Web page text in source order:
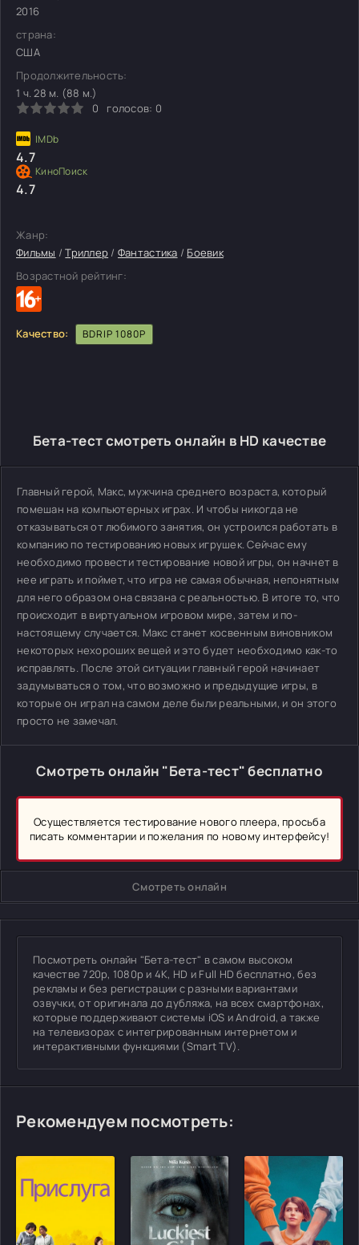
2016
страна:
США
Продолжительность:
1 ч. 28 м. (88 м.)
0
голосов: 0
4.7
4.7
Жанр:
Фильмы /Триллер / Фантастика / Боевик
Возрастной рейтинг:
Качество: BDRIP 1080P
Бета-тест смотреть онлайн в HD качестве
Главный герой, Макс, мужчина среднего возраста, который
помешан на компьютерных играх. И чтобы никогда не
отказываться от любимого занятия, он устроился работать в
компанию по тестированию новых игрушек. Сейчас ему
необходимо провести тестирование новой игры, он начнет в
нее играть и поймет, что игра не самая обычная, непонятным
для него образом она связана с реальностью. В итоге то, что
происходит в виртуальном игровом мире, затем и по-
настоящему случается. Макс станет косвенным виновником
некоторых нехороших вещей и это будет необходимо как-то
исправлять. После этой ситуации главный герой начинает
задумываться о том, что возможно и предыдущие игры, в
которые он играл на самом деле были реальными, и он этого
просто не замечал.
Смотреть онлайн "Бета-тест" бесплатно
Осуществляется тестирование нового плеера, просьба
писать комментарии и пожелания по новому интерфейсу!
Смотреть онлайн
Посмотреть онлайн "Бета-тест" в самом высоком
качестве 720p, 1080p и 4K, HD и Full HD бесплатно, без
рекламы и без регистрации с разными вариантами
озвучки, от оригинала до дубляжа, на всех смартфонах,
которые поддерживают системы iOS и Android, а также
на телевизорах с интегрированным интернетом и
интерактивными функциями (Smart TV).
Рекомендуем посмотреть: